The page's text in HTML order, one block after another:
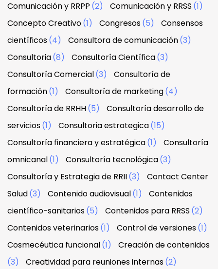
Comunicación y RRPP (2) Comunicación y RRSS (1)
Concepto Creativo(1) Congresos(5)
Consensos
científicos(4) Consultora de comunicación(3)
Consultoria(8) Consultoría Científica(3)
Consultoría Comercial(3)
Consultoría de
formación(1) Consultoría de marketing(4)
Consultoría de RRHH(5)
Consultoría desarrollo de
servicios(1) Consultoria estrategica(15)
Consultoría financiera y estratégica(1)
Consultoría
omnicanal(1) Consultoría tecnológica(3)
Consultoría y Estrategia de RRII(3)
Contact Center
Salud(3) Contenido audiovisual(1)
Contenidos
científico-sanitarios(5) Contenidos para RRSS (2)
Contenidos veterinarios(1) Control de versiones(1)
Cosmecéutica funcional(1)
Creación de contenidos
(3)
Creatividad para reuniones internas(2)